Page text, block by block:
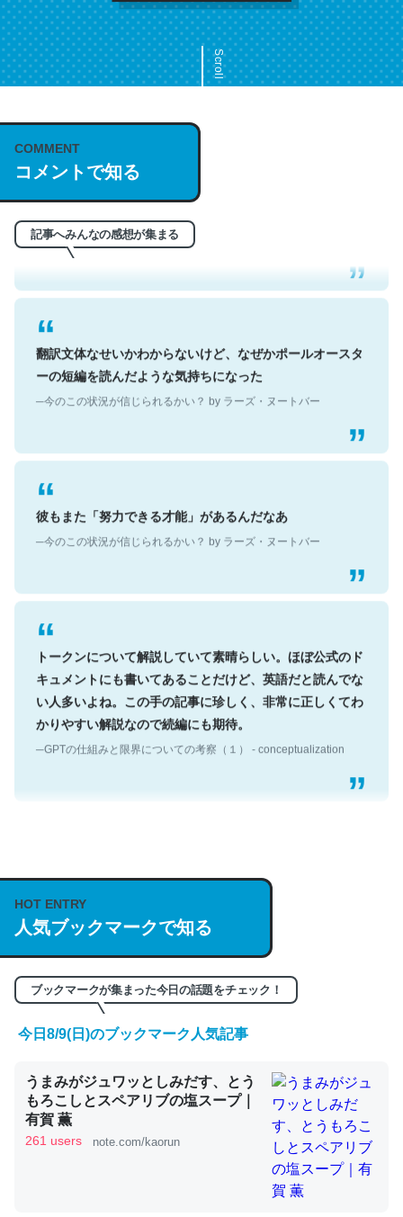
Scroll
COMMENT
コメントで知る
記事へみんなの感想が集まる
これは名文。彼はとてもクレバーなんだろうなと凄く思
う。英語少しでも読める人は原文もお勧め。自分はこの流
れ好き。Let’s Fucking Go. Then Covid hit. Shit.
─今のこの状況が信じられるかい？ by ラーズ・ヌートバー
翻訳文体なせいかわからないけど、なぜかポールオースタ
ーの短編を読んだような気持ちになった
─今のこの状況が信じられるかい？ by ラーズ・ヌートバー
彼もまた「努力できる才能」があるんだなあ
─今のこの状況が信じられるかい？ by ラーズ・ヌートバー
トークンについて解説していて素晴らしい。ほぼ公式のド
キュメントにも書いてあることだけど、英語だと読んでな
い人多いよね。この手の記事に珍しく、非常に正しくてわ
かりやすい解説なので続編にも期待。
─GPTの仕組みと限界についての考察（１） - conceptualization
説してる記事が少ないので貴重な良記事。/続編来た
https://isobe324649.hatenablog.com/entry/2023/03/27
/064121
─GPTの仕組みと限界についての考察（１） - conceptualization
くらい。小説でいう「ずっと前の伏線」は回収されないけ
ど、短期記憶というには多い分量。進化すればするほど分
かりやすく強くなりそう
─GPTの仕組みと限界についての考察（１） - conceptualization
HOT ENTRY
人気ブックマークで知る
ブックマークが集まった今日の話題をチェック！
今日8/9(日)のブックマーク人気記事
うまみがジュワッとしみだす、とう
もろこしとスペアリブの塩スープ｜
有賀 薫
261 users note.com/kaorun